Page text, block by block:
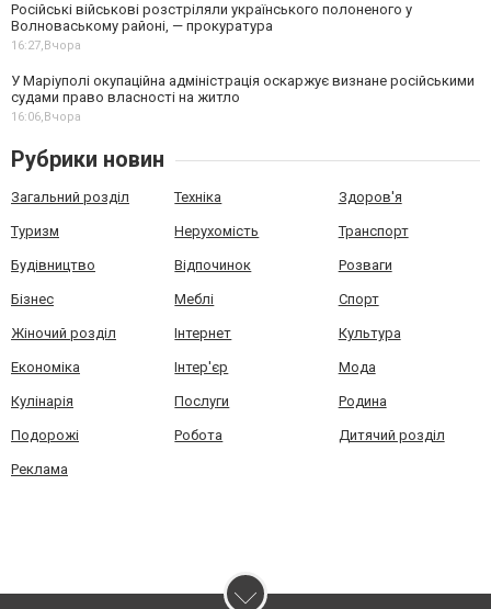
Російські військові розстріляли українського полоненого у
Волноваському районі, — прокуратура
16:27, Вчора
У Маріуполі окупаційна адміністрація оскаржує визнане російськими
судами право власності на житло
16:06, Вчора
Рубрики новин
Загальний розділ Техніка Здоров'я
Туризм Нерухомість Транспорт
Будівництво Відпочинок Розваги
Бізнес Меблі Спорт
Жіночий розділ Інтернет Культура
Економіка Інтер'єр Мода
Кулінарія Послуги Родина
Подорожі Робота Дитячий розділ
Реклама